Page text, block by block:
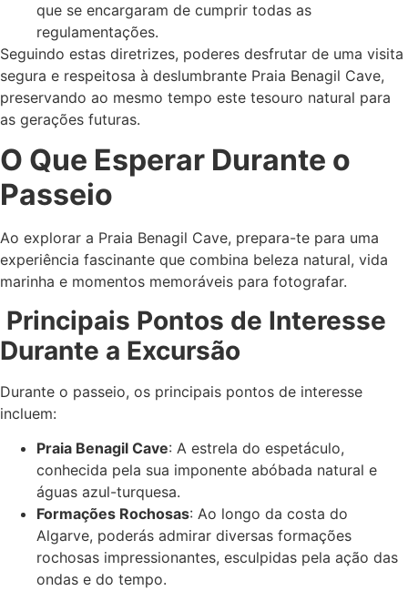
que se encargaram de cumprir todas as
regulamentações.
Seguindo estas diretrizes, poderes desfrutar de uma visita
segura e respeitosa à deslumbrante Praia Benagil Cave,
preservando ao mesmo tempo este tesouro natural para
as gerações futuras.
O Que Esperar Durante o
Passeio
Ao explorar a Praia Benagil Cave, prepara-te para uma
experiência fascinante que combina beleza natural, vida
marinha e momentos memoráveis para fotografar.
Principais Pontos de Interesse
Durante a Excursão
Durante o passeio, os principais pontos de interesse
incluem:
Praia Benagil Cave: A estrela do espetáculo,
conhecida pela sua imponente abóbada natural e
águas azul-turquesa.
Formações Rochosas: Ao longo da costa do
Algarve, poderás admirar diversas formações
rochosas impressionantes, esculpidas pela ação das
ondas e do tempo.